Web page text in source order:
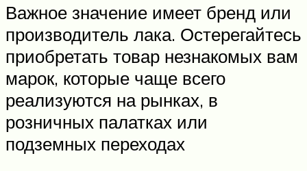
Важное значение имеет бренд или
производитель лака. Остерегайтесь
приобретать товар незнакомых вам
марок, которые чаще всего
реализуются на рынках, в
розничных палатках или
подземных переходах